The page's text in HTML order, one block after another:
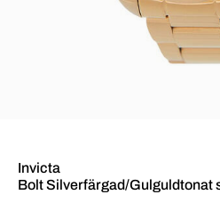
Invicta
Bolt Silverfärgad/Gulguldtonat